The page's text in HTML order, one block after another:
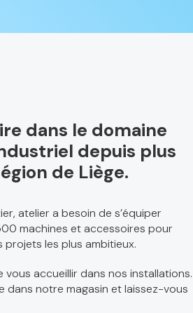
dans le domaine
depuis plus
de Liège.
atelier a besoin de s’équiper
machines et accessoires pour
projets les plus ambitieux.
vous accueillir dans nos installations.
dans notre magasin et laissez-vous